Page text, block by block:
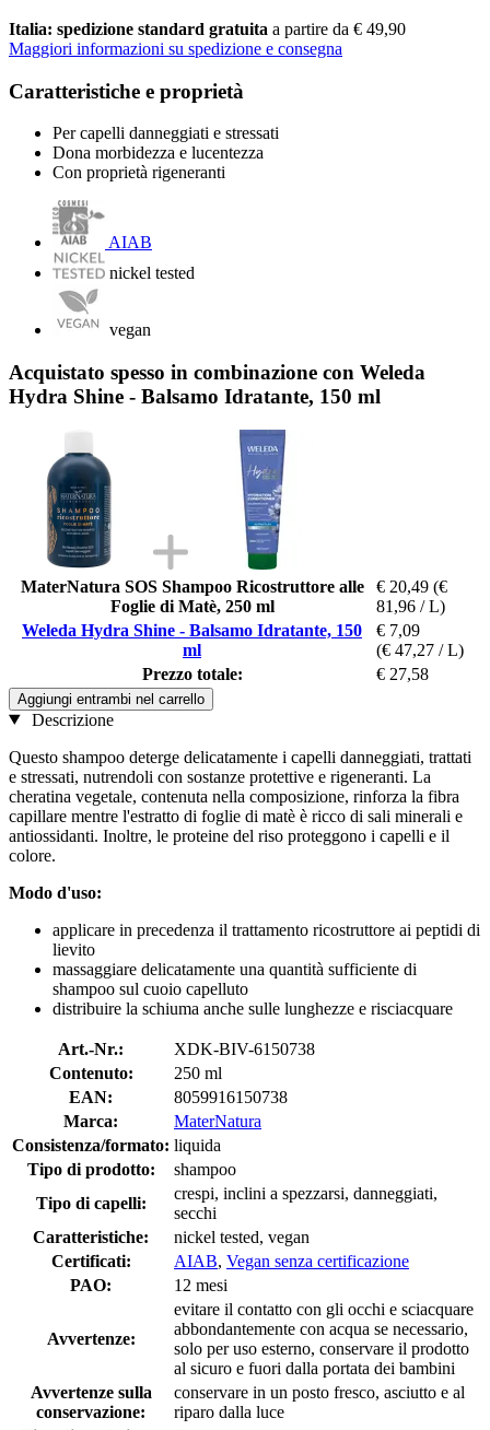
Italia: spedizione standard gratuita a partire da € 49,90
Maggiori informazioni su spedizione e consegna
Caratteristiche e proprietà
Per capelli danneggiati e stressati
Dona morbidezza e lucentezza
Con proprietà rigeneranti
AIAB
nickel tested
vegan
Acquistato spesso in combinazione con Weleda
Hydra Shine - Balsamo Idratante, 150 ml
MaterNatura SOS Shampoo Ricostruttore alle
Foglie di Matè, 250 ml
€ 20,49 (€
81,96 / L)
Weleda Hydra Shine - Balsamo Idratante, 150
ml
€ 7,09
(€ 47,27 / L)
Prezzo totale:
€ 27,58
Aggiungi entrambi nel carrello
Descrizione
Questo shampoo deterge delicatamente i capelli danneggiati, trattati
e stressati, nutrendoli con sostanze protettive e rigeneranti. La
cheratina vegetale, contenuta nella composizione, rinforza la fibra
capillare mentre l'estratto di foglie di matè è ricco di sali minerali e
antiossidanti. Inoltre, le proteine del riso proteggono i capelli e il
colore.
Modo d'uso:
applicare in precedenza il trattamento ricostruttore ai peptidi di
lievito
massaggiare delicatamente una quantità sufficiente di
shampoo sul cuoio capelluto
distribuire la schiuma anche sulle lunghezze e risciacquare
Art.-Nr.:
XDK-BIV-6150738
Contenuto:
250 ml
EAN:
8059916150738
Marca:
MaterNatura
Consistenza/formato: liquida
Tipo di prodotto:
shampoo
Tipo di capelli:
crespi, inclini a spezzarsi, danneggiati,
secchi
Caratteristiche:
nickel tested, vegan
Certificati:
AIAB, Vegan senza certificazione
PAO:
12 mesi
Avvertenze:
evitare il contatto con gli occhi e sciacquare
abbondantemente con acqua se necessario,
solo per uso esterno, conservare il prodotto
al sicuro e fuori dalla portata dei bambini
Avvertenze sulla
conservazione:
conservare in un posto fresco, asciutto e al
riparo dalla luce